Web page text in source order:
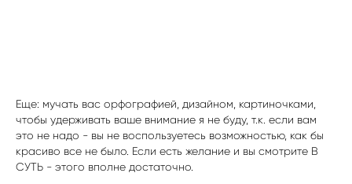
Еще: мучать вас орфографией, дизайном, картиночками,
чтобы удерживать ваше внимание я не буду, т.к. если вам
это не надо - вы не воспользуетесь возможностью, как бы
красиво все не было. Если есть желание и вы смотрите В
СУТЬ - этого вполне достаточно.